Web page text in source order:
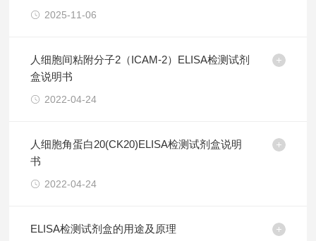
2025-11-06
人细胞间粘附分子2（ICAM-2）ELISA检测试剂
盒说明书
2022-04-24
人细胞角蛋白20(CK20)ELISA检测试剂盒说明
书
2022-04-24
ELISA检测试剂盒的用途及原理